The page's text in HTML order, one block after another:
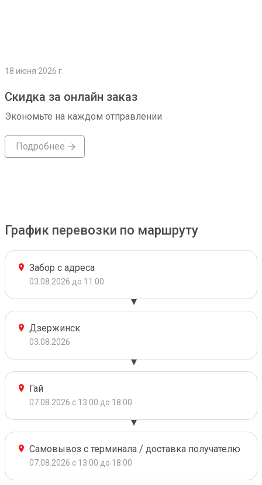
18 июня 2026 г.
Скидка за онлайн заказ
Экономьте на каждом отправлении
Подробнее
График перевозки по маршруту
Забор с адреса
03.08.2026 до 11:00
Дзержинск
03.08.2026
Гай
07.08.2026 с 13:00 до 18:00
Самовывоз с терминала / доставка получателю
07.08.2026 с 13:00 до 18:00